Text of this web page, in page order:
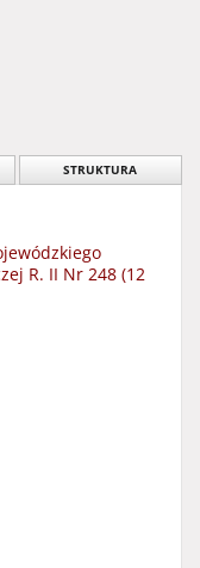
STRUKTURA
R. II Nr 248 (12